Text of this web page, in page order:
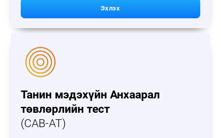
Эхлэх
Танин мэдэхүйн Анхаарал
төвлөрлийн тест
(CAB-AT)